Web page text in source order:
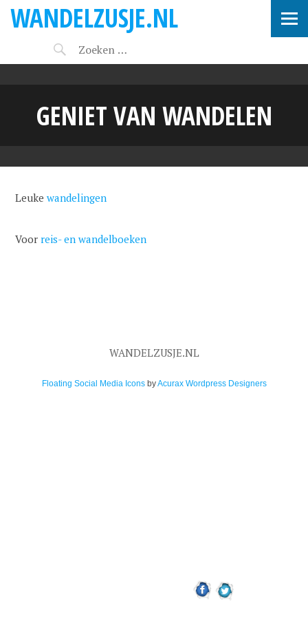
WANDELZUSJE.NL
GENIET VAN WANDELEN
Leukewandelingen
Voorreis- en wandelboeken
WANDELZUSJE.NL
Floating Social Media IconsbyAcurax Wordpress Designers